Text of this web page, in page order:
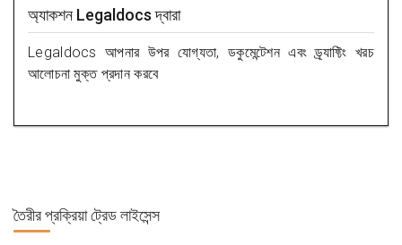
অ্যাকশন Legaldocs দ্বারা
Legaldocs আপনার উপর যোগ্যতা, ডকুমেন্টেশন এবং ড্র্যাফ্টিং খরচ
আলোচনা মুক্ত প্রদান করবে
তৈরীর প্রক্রিয়াট্রেড লাইসেন্স